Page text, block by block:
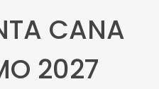
CANA
2027